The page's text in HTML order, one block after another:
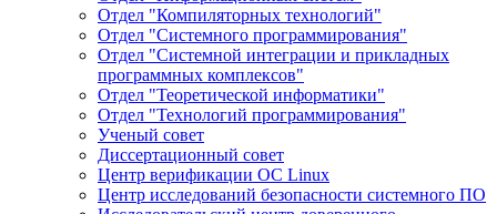
Отдел "Компиляторных технологий"
Отдел "Системного программирования"
Отдел "Системной интеграции и прикладных
программных комплексов"
Отдел "Теоретической информатики"
Отдел "Технологий программирования"
Ученый совет
Диссертационный совет
Центр верификации ОС Linux
Центр исследований безопасности системного ПО